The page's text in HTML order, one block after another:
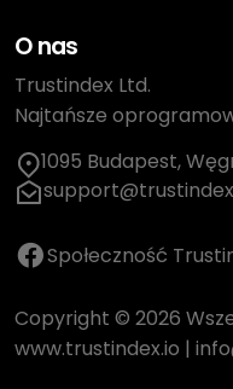
O nas
Trustindex Ltd.
Najtańsze
1095 Budapest,
Społeczność
Copyright © 2026
www.trustindex.io |